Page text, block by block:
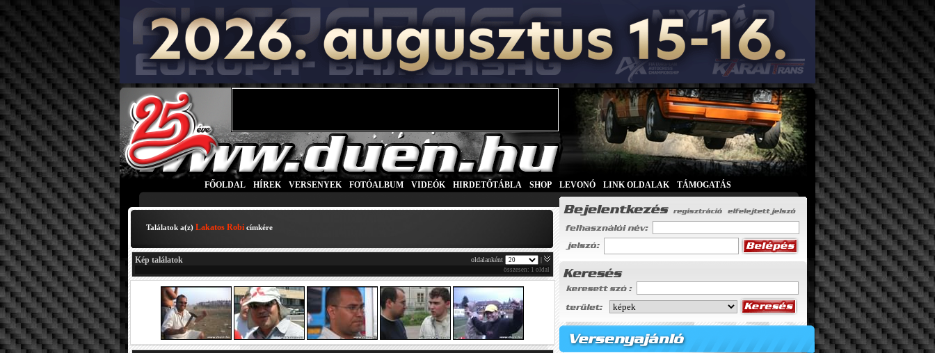
FŐOLDAL HÍREK VERSENYEK FOTÓALBUM VIDEÓK HIRDETŐTÁBLA SHOP LEVONÓ LINK OLDALAK TÁMOGATÁS
Találatok a(z) Lakatos Robicímkére
Kép találatok oldalanként |
összesen: 1 oldal